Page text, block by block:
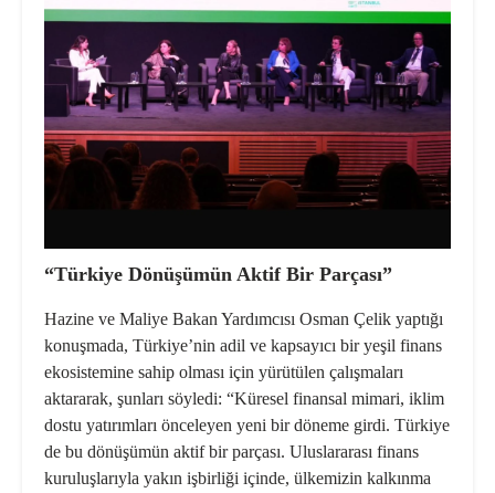
“Türkiye Dönüşümün Aktif Bir Parçası”
Hazine ve Maliye Bakan Yardımcısı Osman Çelik yaptığı
konuşmada, Türkiye’nin adil ve kapsayıcı bir yeşil finans
ekosistemine sahip olması için yürütülen çalışmaları
aktararak, şunları söyledi: “Küresel finansal mimari, iklim
dostu yatırımları önceleyen yeni bir döneme girdi. Türkiye
de bu dönüşümün aktif bir parçası. Uluslararası finans
kuruluşlarıyla yakın işbirliği içinde, ülkemizin kalkınma